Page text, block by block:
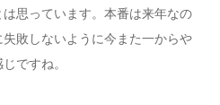
思っています。本番は来年なの
敗しないように今また一からや
ですね。